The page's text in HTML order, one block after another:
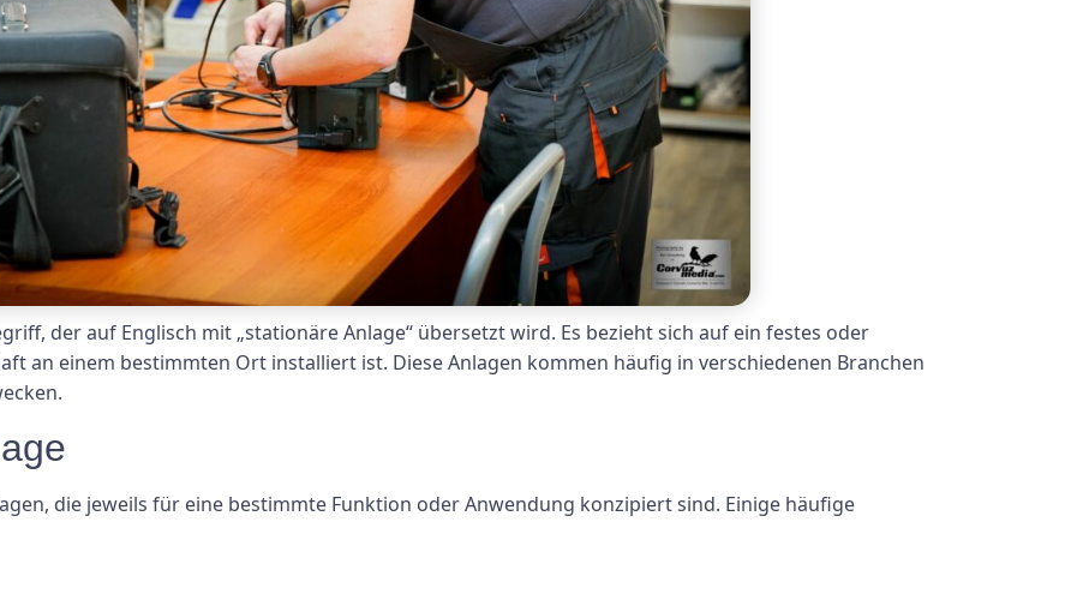
der auf Englisch mit „stationäre Anlage“ übersetzt wird. Es bezieht sich auf ein festes oder
an einem bestimmten Ort installiert ist. Diese Anlagen kommen häufig in verschiedenen Branchen
die jeweils für eine bestimmte Funktion oder Anwendung konzipiert sind. Einige häufige